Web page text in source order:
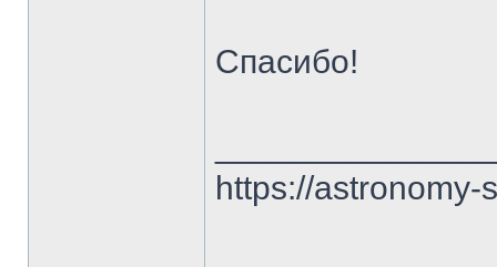
Спасибо!
https://astronomy-